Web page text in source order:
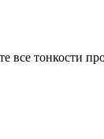
тонкости